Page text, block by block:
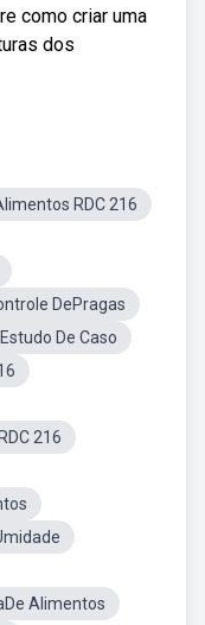
como criar uma
dos
RDC 216
DePragas
De Caso
216
Alimentos